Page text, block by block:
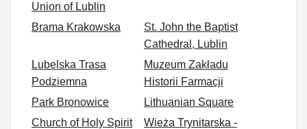
Union of Lublin
Brama Krakowska
St. John the Baptist
Cathedral, Lublin
Lubelska Trasa
Podziemna
Muzeum Zakładu
Historii Farmacji
Park Bronowice
Lithuanian Square
Church of Holy Spirit
Wieża Trynitarska -